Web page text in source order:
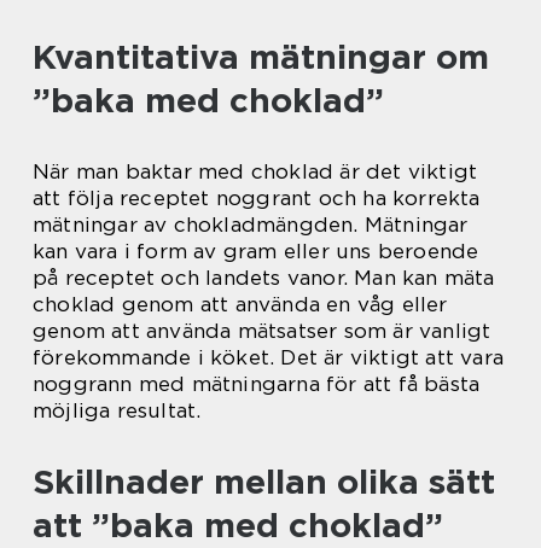
Kvantitativa mätningar om
”baka med choklad”
När man baktar med choklad är det viktigt
att följa receptet noggrant och ha korrekta
mätningar av chokladmängden. Mätningar
kan vara i form av gram eller uns beroende
på receptet och landets vanor. Man kan mäta
choklad genom att använda en våg eller
genom att använda mätsatser som är vanligt
förekommande i köket. Det är viktigt att vara
noggrann med mätningarna för att få bästa
möjliga resultat.
Skillnader mellan olika sätt
att ”baka med choklad”